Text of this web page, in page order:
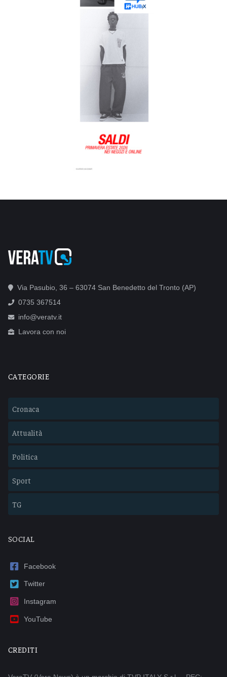
Via Pasubio, 36 – 63074 San Benedetto del Tronto (AP)
0735 367514
info@veratv.it
Lavora con noi
CATEGORIE
Cronaca
Attualità
Politica
Sport
TG
SOCIAL
Facebook
Twitter
Instagram
YouTube
CREDITI